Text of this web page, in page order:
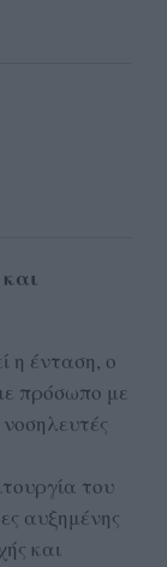
η ένταση, ο
πρόσωπο με
του
αυξημένης
και